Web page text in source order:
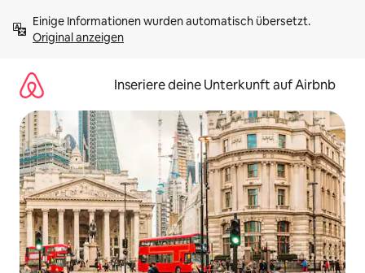
Inhalten
springenOriginal anzeigen
Inseriere deine Unterkunft auf Airbnb